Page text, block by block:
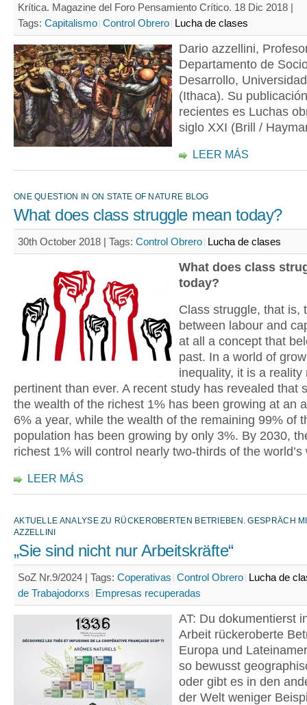
Krítica. Magazine del Foro Pensamiento Crítico. 18 Dic 2018 |
Tags: Capitalismo Control Obrero Lucha de clases
Dario azzellini,
Departamento de
Desarrollo,
(Ithaca). Su
recientes es Luchas
siglo XXI (Brill /
LEER MÁS
ONE QUESTION IN ON STATE OF NATURE BLOG
What does class struggle mean today?
30th October 2018 | Tags: Control Obrero Lucha de clases
What does class
today?
Class struggle, that is,
between labour and
at all a concept that
past. In a world of
inequality, it is a reality
pertinent than ever. A recent study has revealed that
the wealth of the richest 1% has been growing at an
6% a year, while the wealth of the remaining 99% of
population has been growing by only 3%. By 2030,
richest 1% will control nearly two-thirds of the world’s
LEER MÁS
AKTUELLE ANALYSE ZU RÜCKEROBERTEN BETRIEBEN. GESPRÄCH
AZZELLINI
„Sie sind nicht nur Arbeitskräfte“
SoZ Nr.9/2024 | Tags: Coperativas Control Obrero Lucha de
de Trabajodorxs Empresas recuperadas
AT: Du dokumentierst
Arbeit rückeroberte
Europa und
so bewusst
oder gibt es in den
der Welt weniger